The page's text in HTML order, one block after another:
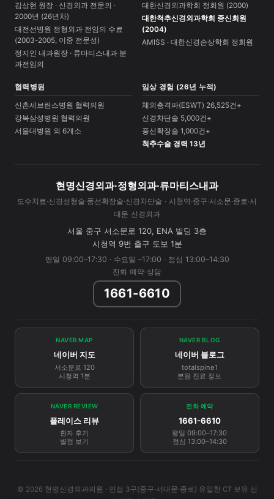
김상현 원장 · 신경외과 전문의 ·
2000년 (26년차)
대전선병원 정형외과 전임의 수료
(2003-2005, 이중 전문성)
정지인 내과원장 · 류마티스내과 분
과전임의
대한신경외과학회 정회원 (2000)
대한척추신경외과학회 종신회원
(2004)
AMISS · 대한신경손상학회 정회원
협력병원
신촌세브란스병원 협력의원
강북삼성병원 협력의원
서울대병원 외 6개소
임상 경험 (26년 누적)
체외충격파(ESWT) 26,525건+
신경차단술 5,000건+
풍선확장술 1,000건+
척추수술 경력 13년
현명신경외과·정형외과·류마티스내과
도수치료·신경성형술·풍선확장술·신경차단술 · 시청역·중구·서소문·종로·서
대문 신경외과
서울 중구 서소문로 120, ENA 빌딩 3층
시청역 9번 출구 도보 1분
평일 09:00–17:30 · 수요일 –17:00 · 점심 13:00–14:30
전화 예약·상담
1661-6610
NAVER MAP
네이버 지도
서소문로 120
시청역 1분
NAVER BLOG
네이버 블로그
totalspine1
본원 진료 정보
NAVER REVIEW
플레이스 리뷰
환자 후기
별점 보기
전화 예약
1661-6610
평일 09:00–17:30
점심 13:00–14:30
© 2026 현명신경외과의원 · 인접 3구(중구·서대문·종로) 유일한 CT 보유 신